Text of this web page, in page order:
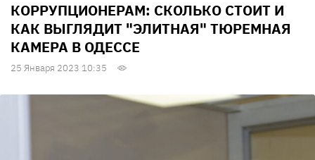
КОРРУПЦИОНЕРАМ: СКОЛЬКО СТОИТ И
КАК ВЫГЛЯДИТ "ЭЛИТНАЯ" ТЮРЕМНАЯ
КАМЕРА В ОДЕССЕ
25 Января 2023 10:35